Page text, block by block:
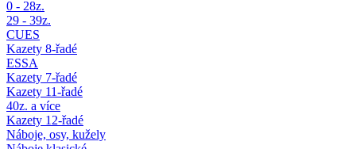
0 - 28z.
29 - 39z.
CUES
Kazety 8-řadé
ESSA
Kazety 7-řadé
Kazety 11-řadé
40z. a více
Kazety 12-řadé
Náboje, osy, kužely